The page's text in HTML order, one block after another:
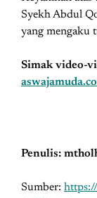
Syekh Abdul
yang mengaku
Simak video-
Penulis:
Sumber: